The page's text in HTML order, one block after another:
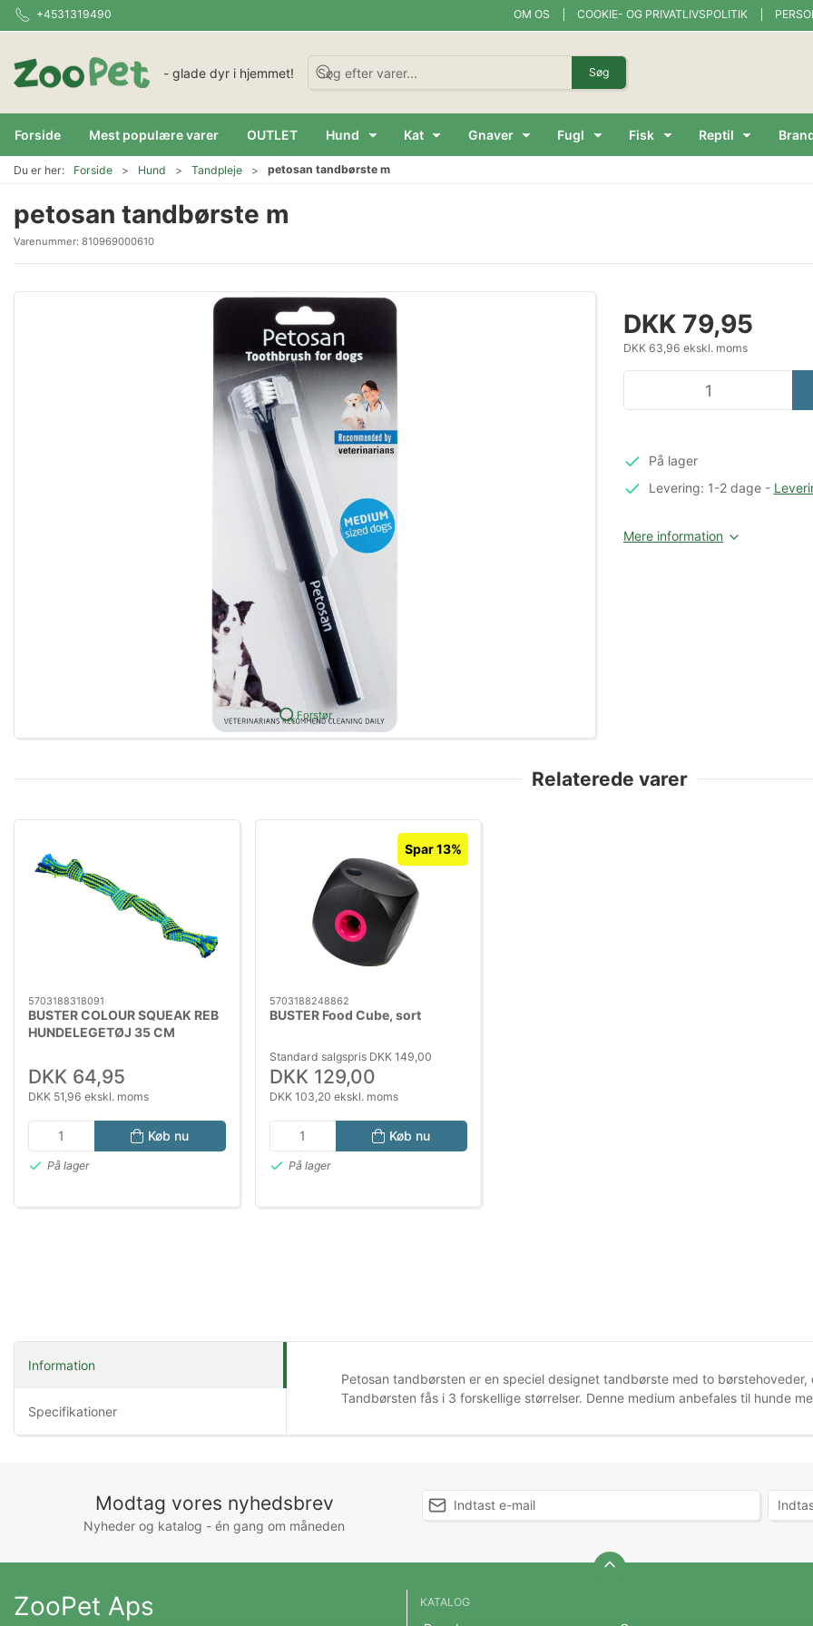
+4531319490 OM OS COOKIE- OG PRIVATLIVSPOLITIK
- glade dyr i hjemmet! Søg
Forside Mest populære varer OUTLET Hund Kat Gnaver Fugl Fisk Reptil
Du er her: Forside Hund Tandpleje petosan tandbørste m
petosan tandbørste m
Varenummer: 810969000610
Forstør
DKK 79,95
DKK 63,96 ekskl. moms
På lager
Levering: 1-2 dage-
Mere information
Relaterede varer
5703188318091
BUSTER COLOUR SQUEAK REB
HUNDELEGETØJ 35 CM
DKK 64,95
DKK 51,96 ekskl. moms
Køb nu
På lager
Spar 13%
5703188248862
BUSTER Food Cube, sort
Standard salgspris DKK 149,00
DKK 129,00
DKK 103,20 ekskl. moms
Køb nu
På lager
Information
Specifikationer
Petosan tandbørsten er en speciel designet tandbørste med to
Tandbørsten fås i 3 forskellige størrelser. Denne medium anbefales til hunde
Modtag vores nyhedsbrev
Nyheder og katalog - én gang om måneden
ZooPet Aps KATALOG